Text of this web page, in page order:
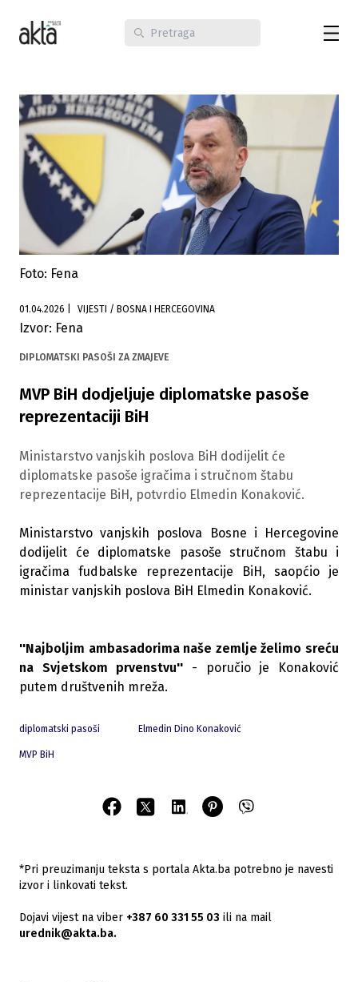
Foto: Fena
01.04.2026 VIJESTI / BOSNA I HERCEGOVINA
Izvor: Fena
DIPLOMATSKI PASOŠI ZA ZMAJEVE
MVP BiH dodjeljuje diplomatske pasoše
reprezentaciji BiH
Ministarstvo vanjskih poslova BiH dodijelit će
diplomatske pasoše igračima i stručnom štabu
reprezentacije BiH, potvrdio Elmedin Konaković.
Ministarstvo vanjskih poslova Bosne i Hercegovine
dodijelit će diplomatske pasoše stručnom štabu i
igračima fudbalske reprezentacije BiH, saopćio je
ministar vanjskih poslova BiH Elmedin Konaković.
''Najboljim ambasadorima naše zemlje želimo sreću
na Svjetskom prvenstvu'' - poručio je Konaković
putem društvenih mreža.
diplomatski pasoši Elmedin Dino Konaković
MVP BiH
*Pri preuzimanju teksta s portala Akta.ba potrebno je navesti
izvor i linkovati tekst.
Dojavi vijest na viber +387 60 331 55 03 ili na mail
urednik@akta.ba.